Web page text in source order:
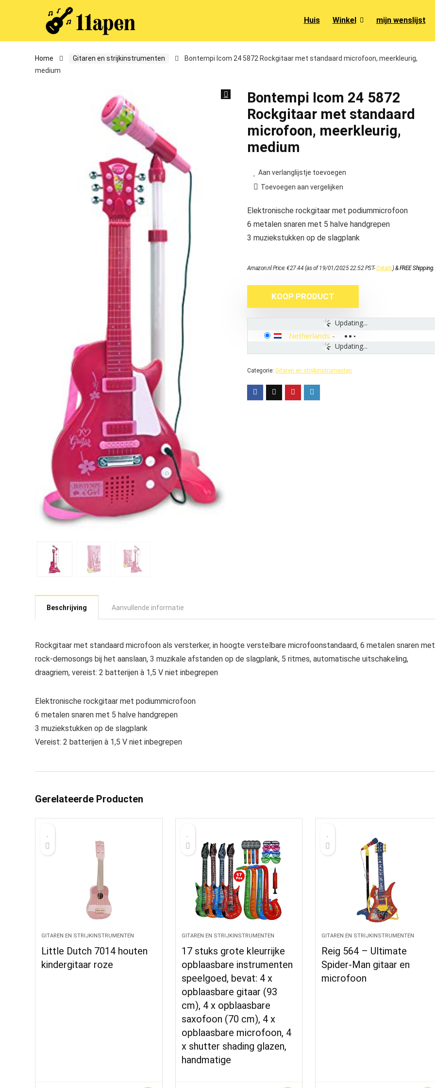
Huis Winkel mijn wenslijst
Home Gitaren en strijkinstrumenten
Bontempi Icom 24 5872 Rockgitaar met standaard microfoon, meerkleurig,
medium
Bontempi Icom 24 5872
Rockgitaar met standaard
microfoon, meerkleurig,
medium
Aan verlanglijstje toevoegen
Toevoegen aan vergelijken
Elektronische rockgitaar met podiummicrofoon
6 metalen snaren met 5 halve handgrepen
3 muziekstukken op de slagplank
Amazon.nl Price:€27.44 (as of 19/01/2025 22:52 PST-Details)&FREE Shipping.
KOOP PRODUCT
Updating...
Updating...
Netherlands -
Categorie: Gitaren en strijkinstrumenten
Beschrijving Aanvullende informatie
Rockgitaar met standaard microfoon als versterker, in hoogte verstelbare microfoonstandaard, 6 metalen snaren
rock-demosongs bij het aanslaan, 3 muzikale afstanden op de slagplank, 5 ritmes, automatische uitschakeling,
draagriem, vereist: 2 batterijen à 1,5 V niet inbegrepen
Elektronische rockgitaar met podiummicrofoon
6 metalen snaren met 5 halve handgrepen
3 muziekstukken op de slagplank
Vereist: 2 batterijen à 1,5 V niet inbegrepen
Gerelateerde Producten
GITAREN EN STRIJKINSTRUMENTEN
Little Dutch 7014 houten
kindergitaar roze
GITAREN EN STRIJKINSTRUMENTEN
17 stuks grote kleurrijke
opblaasbare instrumenten
speelgoed, bevat: 4 x
opblaasbare gitaar (93
cm), 4 x opblaasbare
saxofoon (70 cm), 4 x
opblaasbare microfoon, 4
x shutter shading glazen,
handmatige
GITAREN EN STRIJKINSTRUMENTEN
Reig 564 – Ultimate
Spider-Man gitaar en
microfoon